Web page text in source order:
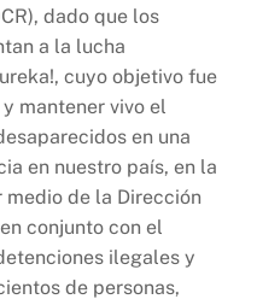
dado que los
a la lucha
cuyo objetivo fue
mantener vivo el
en una
en nuestro país, en la
medio de la Dirección
conjunto con el
ilegales y
de personas,